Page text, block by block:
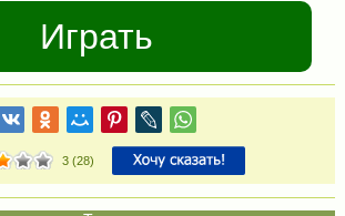
Играть
3 (28)